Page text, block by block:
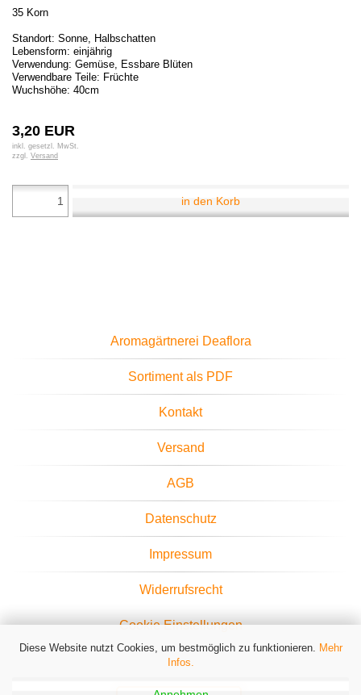
Diese Website nutzt Cookies, um bestmöglich zu funktionieren. Mehr
Infos.
35 Korn
Standort: Sonne, Halbschatten
Lebensform: einjährig
Verwendung: Gemüse, Essbare Blüten
Verwendbare Teile: Früchte
Wuchshöhe: 40cm
3,20 EUR
inkl. gesetzl. MwSt.
zzgl. Versand
in den Korb
Aromagärtnerei Deaflora
Sortiment als PDF
Kontakt
Versand
AGB
Datenschutz
Impressum
Widerrufsrecht
Cookie Einstellungen